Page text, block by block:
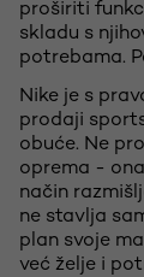
proširiti
skladu s
potrebama.
Nike je s
prodaji
obuće. Ne
oprema -
način
ne stavlja
plan svoje
već želje i